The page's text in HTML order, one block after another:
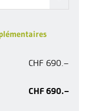
CHF 690.–
CHF 690.–